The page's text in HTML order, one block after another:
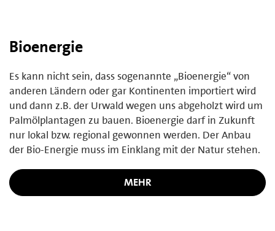
Bioenergie
Es kann nicht sein, dass sogenannte „Bioenergie“ von
anderen Ländern oder gar Kontinenten importiert wird
und dann z.B. der Urwald wegen uns abgeholzt wird um
Palmölplantagen zu bauen. Bioenergie darf in Zukunft
nur lokal bzw. regional gewonnen werden. Der Anbau
der Bio-Energie muss im Einklang mit der Natur stehen.
MEHR